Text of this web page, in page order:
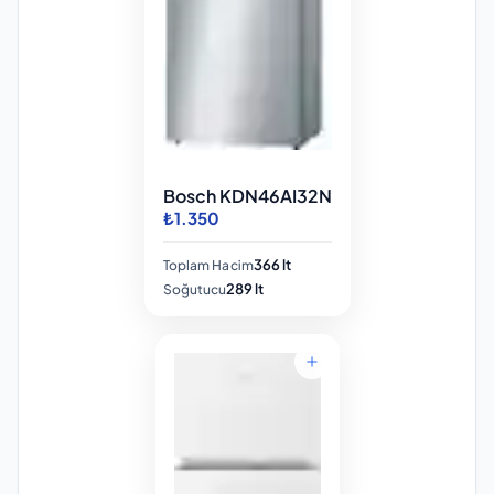
Bosch KDN46AI32N
₺1.350
Toplam Hacim366 lt
Soğutucu289 lt